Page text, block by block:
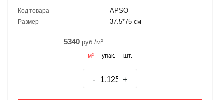
Код товара APSO
Размер 37.5*75 см
5340 руб./м²
м² упак. шт.
- +